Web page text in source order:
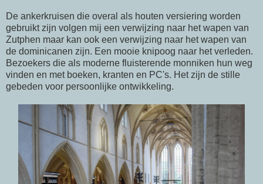
De ankerkruisen die overal als houten versiering worden
gebruikt zijn volgen mij een verwijzing naar het wapen van
Zutphen maar kan ook een verwijzing naar het wapen van
de dominicanen zijn. Een mooie knipoog naar het verleden.
Bezoekers die als moderne fluisterende monniken hun weg
vinden en met boeken, kranten en PC's. Het zijn de stille
gebeden voor persoonlijke ontwikkeling.